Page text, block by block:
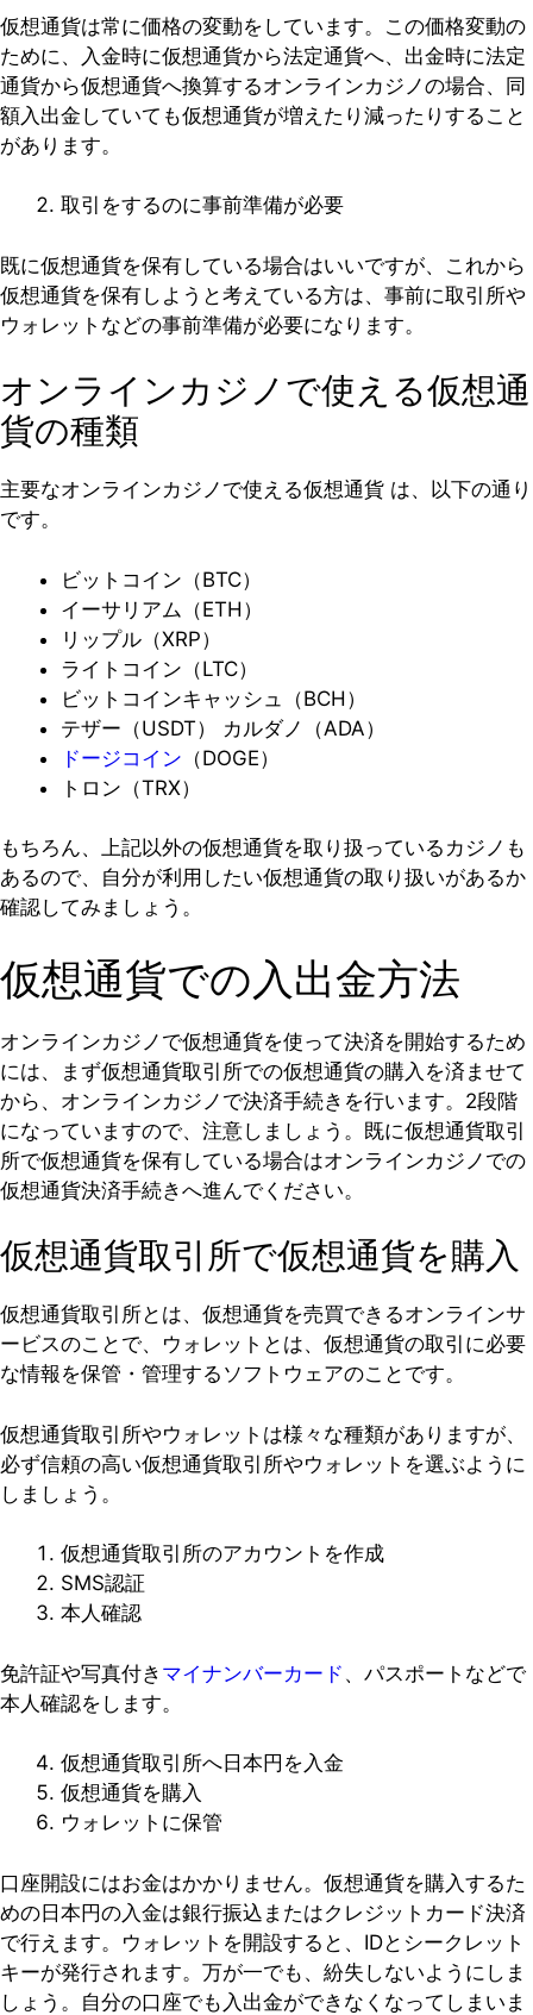
仮想通貨は常に価格の変動をしています。この価格変動の
ために、入金時に仮想通貨から法定通貨へ、出金時に法定
通貨から仮想通貨へ換算するオンラインカジノの場合、同
額入出金していても仮想通貨が増えたり減ったりすること
があります。
取引をするのに事前準備が必要
既に仮想通貨を保有している場合はいいですが、これから
仮想通貨を保有しようと考えている方は、事前に取引所や
ウォレットなどの事前準備が必要になります。
オンラインカジノで使える仮想通
貨の種類
主要なオンラインカジノで使える仮想通貨 は、以下の通り
です。
ビットコイン（BTC）
イーサリアム（ETH）
リップル（XRP）
ライトコイン（LTC）
ビットコインキャッシュ（BCH）
テザー（USDT） カルダノ（ADA）
ドージコイン （DOGE）
トロン（TRX）
もちろん、上記以外の仮想通貨を取り扱っているカジノも
あるので、自分が利用したい仮想通貨の取り扱いがあるか
確認してみましょう。
仮想通貨での入出金方法
オンラインカジノで仮想通貨を使って決済を開始するため
には、まず仮想通貨取引所での仮想通貨の購入を済ませて
から、オンラインカジノで決済手続きを行います。2段階
になっていますので、注意しましょう。既に仮想通貨取引
所で仮想通貨を保有している場合はオンラインカジノでの
仮想通貨決済手続きへ進んでください。
仮想通貨取引所で仮想通貨を購入
仮想通貨取引所とは、仮想通貨を売買できるオンラインサ
ービスのことで、ウォレットとは、仮想通貨の取引に必要
な情報を保管・管理するソフトウェアのことです。
仮想通貨取引所やウォレットは様々な種類がありますが、
必ず信頼の高い仮想通貨取引所やウォレットを選ぶように
しましょう。
仮想通貨取引所のアカウントを作成
SMS認証
本人確認
免許証や写真付き マイナンバーカード 、パスポートなどで
本人確認をします。
仮想通貨取引所へ日本円を入金
仮想通貨を購入
ウォレットに保管
口座開設にはお金はかかりません。仮想通貨を購入するた
めの日本円の入金は銀行振込またはクレジットカード決済
で行えます。ウォレットを開設すると、IDとシークレット
キーが発行されます。万が一でも、紛失しないようにしま
しょう。自分の口座でも入出金ができなくなってしまいま